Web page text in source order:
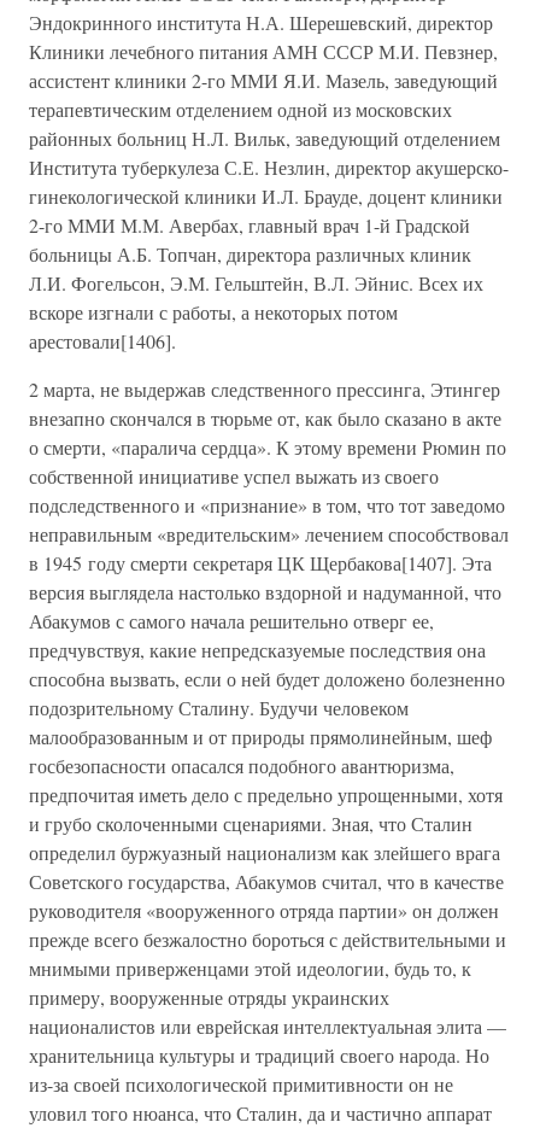
Эндокринного института Н.А. Шерешевский, директор
Клиники лечебного питания АМН СССР М.И. Певзнер,
ассистент клиники 2-го ММИ Я.И. Мазель, заведующий
терапевтическим отделением одной из московских
районных больниц Н.Л. Вильк, заведующий отделением
Института туберкулеза С.Е. Незлин, директор акушерско-
гинекологической клиники И.Л. Брауде, доцент клиники
2-го ММИ М.М. Авербах, главный врач 1-й Градской
больницы А.Б. Топчан, директора различных клиник
Л.И. Фогельсон, Э.М. Гельштейн, В.Л. Эйнис. Всех их
вскоре изгнали с работы, а некоторых потом
арестовали[1406].
2 марта, не выдержав следственного прессинга, Этингер
внезапно скончался в тюрьме от, как было сказано в акте
о смерти, «паралича сердца». К этому времени Рюмин по
собственной инициативе успел выжать из своего
подследственного и «признание» в том, что тот заведомо
неправильным «вредительским» лечением способствовал
в 1945 году смерти секретаря ЦК Щербакова[1407]. Эта
версия выглядела настолько вздорной и надуманной, что
Абакумов с самого начала решительно отверг ее,
предчувствуя, какие непредсказуемые последствия она
способна вызвать, если о ней будет доложено болезненно
подозрительному Сталину. Будучи человеком
малообразованным и от природы прямолинейным, шеф
госбезопасности опасался подобного авантюризма,
предпочитая иметь дело с предельно упрощенными, хотя
и грубо сколоченными сценариями. Зная, что Сталин
определил буржуазный национализм как злейшего врага
Советского государства, Абакумов считал, что в качестве
руководителя «вооруженного отряда партии» он должен
прежде всего безжалостно бороться с действительными и
мнимыми приверженцами этой идеологии, будь то, к
примеру, вооруженные отряды украинских
националистов или еврейская интеллектуальная элита —
хранительница культуры и традиций своего народа. Но
из-за своей психологической примитивности он не
уловил того нюанса, что Сталин, да и частично аппарат